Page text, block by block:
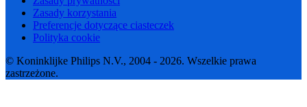
Zasady korzystania
Preferencje dotyczące ciasteczek
Polityka cookie
© Koninklijke Philips N.V., 2004 - 2026. Wszelkie prawa
zastrzeżone.